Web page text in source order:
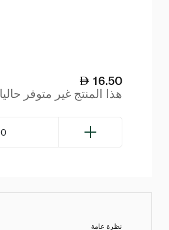
16.50
هذا المنتج غير متوفر حاليا
0
نظرة عامة